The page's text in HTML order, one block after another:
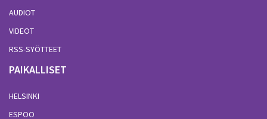
AUDIOT
VIDEOT
RSS-SYÖTTEET
PAIKALLISET
HELSINKI
ESPOO